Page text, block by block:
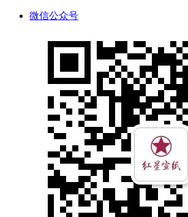
微信公众号